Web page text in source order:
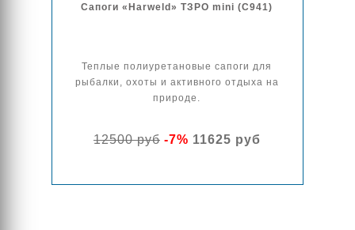
Сапоги «Harweld» ТЗРО mini (С941)
Теплые полиуретановые сапоги для
рыбалки, охоты и активного отдыха на
природе.
12500 руб-7% 11625 руб